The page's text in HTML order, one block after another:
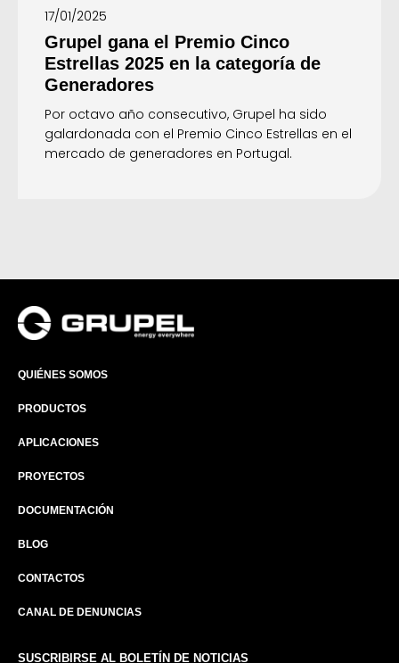
17/01/2025
Grupel gana el Premio Cinco
Estrellas 2025 en la categoría de
Generadores
Por octavo año consecutivo, Grupel ha sido
galardonada con el Premio Cinco Estrellas en el
mercado de generadores en Portugal.
QUIÉNES SOMOS
PRODUCTOS
APLICACIONES
PROYECTOS
DOCUMENTACIÓN
BLOG
CONTACTOS
CANAL DE DENUNCIAS
SUSCRIBIRSE AL BOLETÍN DE NOTICIAS